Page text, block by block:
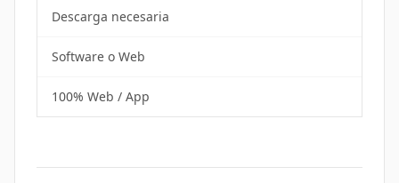
Descarga necesaria
Software o Web
100% Web / App